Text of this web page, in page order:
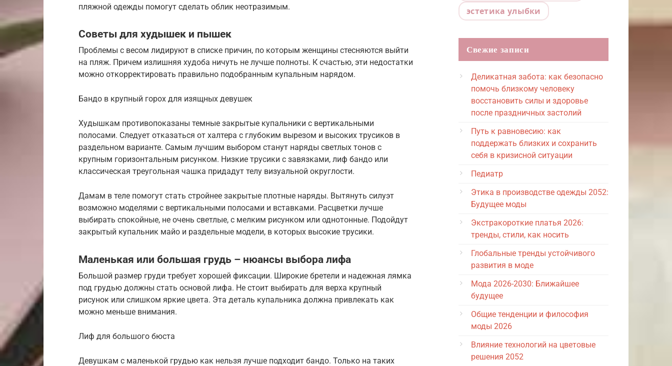
пляжной одежды помогут сделать облик неотразимым.
Советы для худышек и пышек
Проблемы с весом лидируют в списке причин, по которым женщины стесняются выйти
на пляж. Причем излишняя худоба ничуть не лучше полноты. К счастью, эти недостатки
можно откорректировать правильно подобранным купальным нарядом.
Бандо в крупный горох для изящных девушек
Худышкам противопоказаны темные закрытые купальники с вертикальными
полосами. Следует отказаться от халтера с глубоким вырезом и высоких трусиков в
раздельном варианте. Самым лучшим выбором станут наряды светлых тонов с
крупным горизонтальным рисунком. Низкие трусики с завязками, лиф бандо или
классическая треугольная чашка придадут телу визуальной округлости.
Дамам в теле помогут стать стройнее закрытые плотные наряды. Вытянуть силуэт
возможно моделями с вертикальными полосами и вставками. Расцветки лучше
выбирать спокойные, не очень светлые, с мелким рисунком или однотонные. Подойдут
закрытый купальник майо и раздельные модели, в которых высокие трусики.
Маленькая или большая грудь – нюансы выбора лифа
Большой размер груди требует хорошей фиксации. Широкие бретели и надежная лямка
под грудью должны стать основой лифа. Не стоит выбирать для верха крупный
рисунок или слишком яркие цвета. Эта деталь купальника должна привлекать как
можно меньше внимания.
Лиф для большого бюста
Девушкам с маленькой грудью как нельзя лучше подходит бандо. Только на таких
эстетика улыбки
Свежие записи
Деликатная забота: как безопасно
помочь близкому человеку
восстановить силы и здоровье
после праздничных застолий
Путь к равновесию: как
поддержать близких и сохранить
себя в кризисной ситуации
Педиатр
Этика в производстве одежды 2052:
Будущее моды
Экстракороткие платья 2026:
тренды, стили, как носить
Глобальные тренды устойчивого
развития в моде
Мода 2026-2030: Ближайшее
будущее
Общие тенденции и философия
моды 2026
Влияние технологий на цветовые
решения 2052